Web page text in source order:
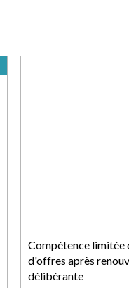
Compétence limitée
d'offres après
délibérante